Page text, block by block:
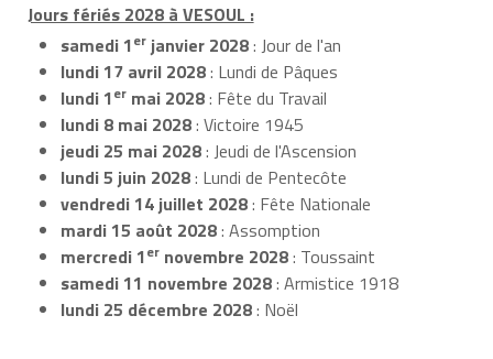
Jours fériés 2028 à VESOUL :
samedi 1er janvier 2028: Jour de l'an
lundi 17 avril 2028: Lundi de Pâques
lundi 1er mai 2028: Fête du Travail
lundi 8 mai 2028: Victoire 1945
jeudi 25 mai 2028: Jeudi de l'Ascension
lundi 5 juin 2028: Lundi de Pentecôte
vendredi 14 juillet 2028: Fête Nationale
mardi 15 août 2028: Assomption
mercredi 1er novembre 2028: Toussaint
samedi 11 novembre 2028: Armistice 1918
lundi 25 décembre 2028: Noël